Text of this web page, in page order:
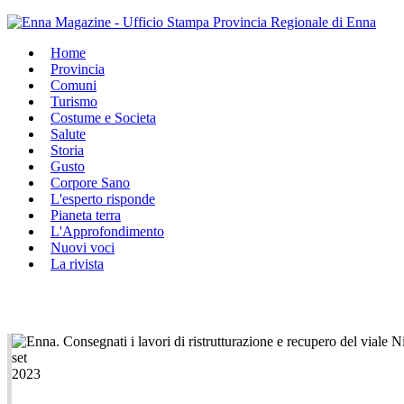
Home
Provincia
Comuni
Turismo
Costume e Societa
Salute
Storia
Gusto
Corpore Sano
L'esperto risponde
Pianeta terra
L'Approfondimento
Nuovi voci
La rivista
set
2023